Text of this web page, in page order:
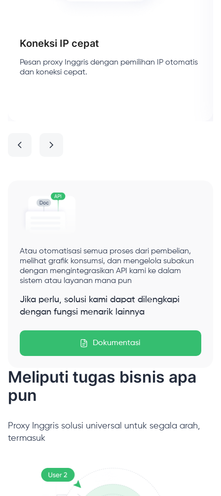
Koneksi IP cepat
Pesan proxy Inggris dengan pemilihan IP otomatis
dan koneksi cepat.
Atau otomatisasi semua proses dari pembelian,
melihat grafik konsumsi, dan mengelola subakun
dengan mengintegrasikan API kami ke dalam
sistem atau layanan mana pun
Jika perlu, solusi kami dapat dilengkapi
dengan fungsi menarik lainnya
Dokumentasi
Meliputi tugas bisnis apa
pun
Proxy Inggris solusi universal untuk segala arah,
termasuk